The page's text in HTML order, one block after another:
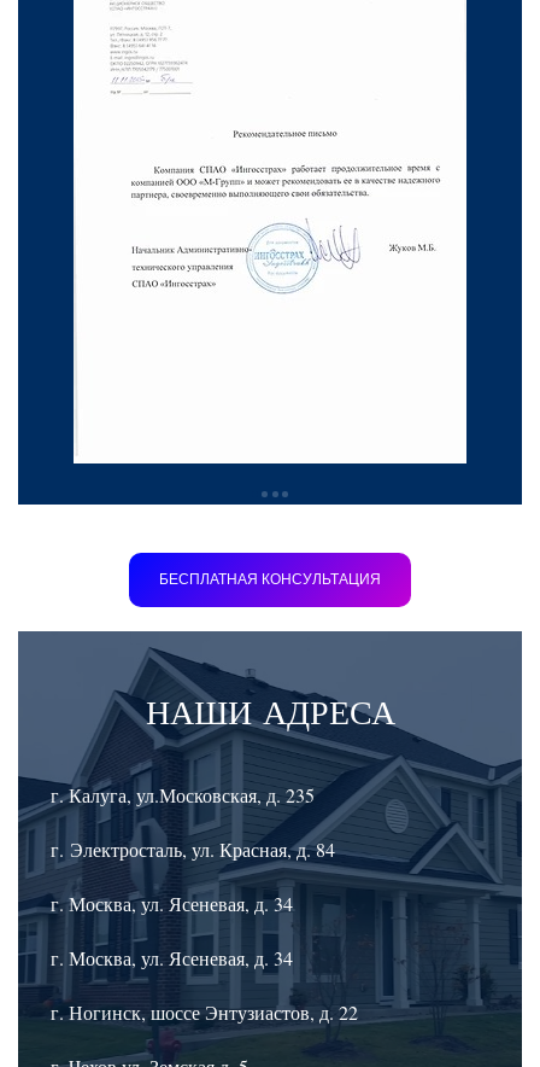
БЕСПЛАТНАЯ КОНСУЛЬТАЦИЯ
НАШИ АДРЕСА
г. Калуга, ул.Московская, д. 235
г. Электросталь, ул. Красная, д. 84
г. Москва, ул. Ясеневая, д. 34
г. Москва, ул. Ясеневая, д. 34
г. Ногинск, шоссе Энтузиастов, д. 22